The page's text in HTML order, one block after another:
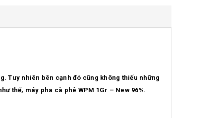
Tuy nhiên bên cạnh đó cũng không thiếu những
thế, máy pha cà phê WPM 1Gr – New 96%.